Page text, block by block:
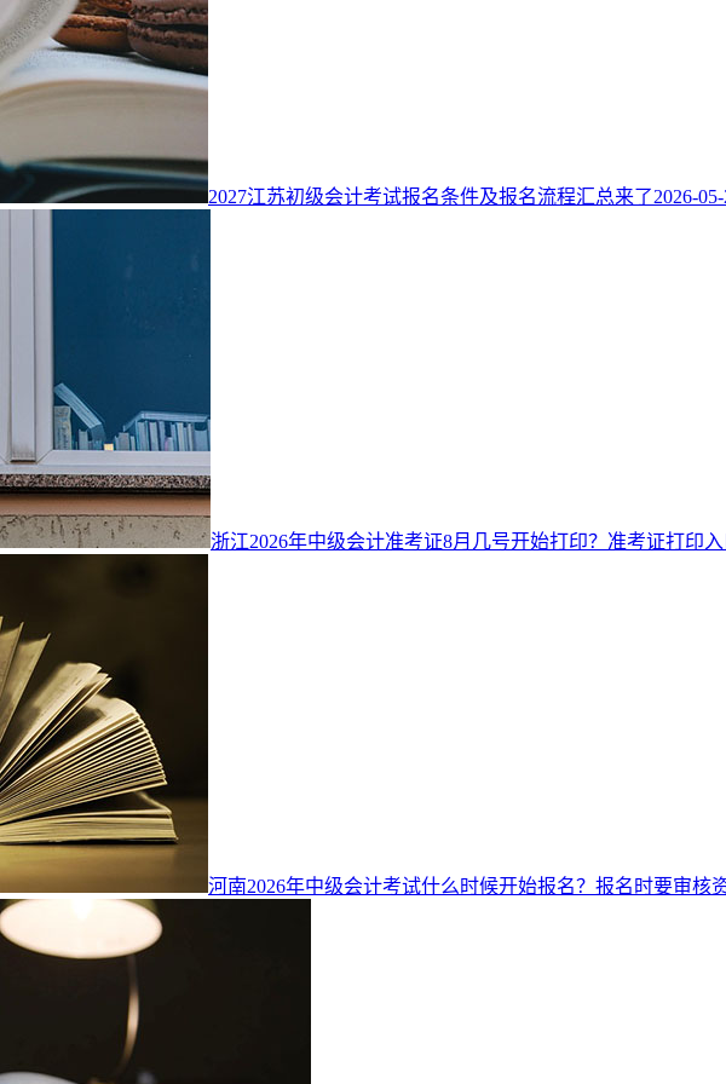
2027江苏初级会计考试报名条件及报名流程汇总来了2026-
浙江2026年中级会计准考证8月几号开始打印？准考证打印
河南2026年中级会计考试什么时候开始报名？报名时要审核